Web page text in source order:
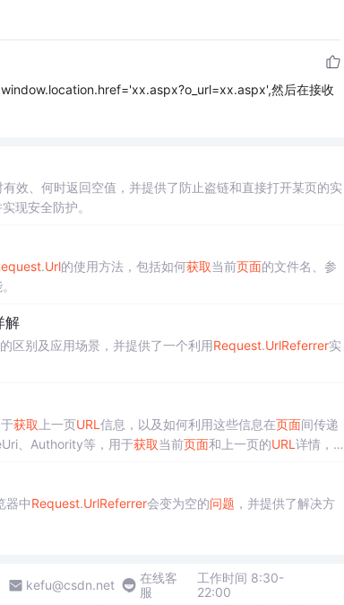
然后在接收
效、何时返回空值，并提供了防止盗链和直接打开某页的实
现安全防护。
.Url的使用方法，包括如何获取当前页面的文件名、参
解
区别及应用场景，并提供了一个利用Request.UrlReferrer实
获取 上一页URL 信息，以及如何利用这些信息在页面间传递
、Authority等，用于获取当前页面和上一页的URL 详情，包
代码。
器中Request.UrlReferrer会变为空的问题 ，并提供了解决方
kefu@csdn.net
在线客
服
工作时间 8:30-
22:00